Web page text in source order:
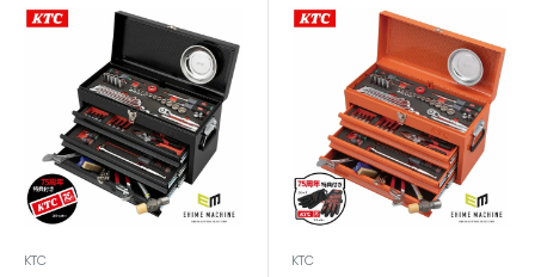
KTC KTC